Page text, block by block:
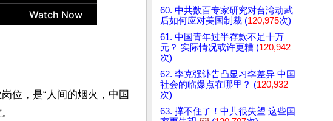
位，是“人间的烟火，中国
60. 中共数百专家研究对台湾动武
后如何应对美国制裁 (120,975次)
61. 中国青年过半存款不足十万
元？ 实际情况或许更糟 (120,942
次)
62. 李克强讣告凸显习李差异 中国
社会的临爆点在哪里？ (120,932
次)
63. 撑不住了！中共很失望 这些国